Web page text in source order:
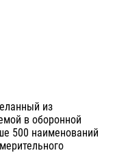
из
в оборонной
500 наименований